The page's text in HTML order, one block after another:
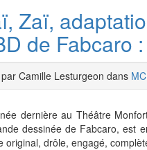
Zaï,
de Fabcaro
Camille Lesturgeon dans
dernière au Théâtre
dessinée de Fabcaro, est
original, drôle, engagé,